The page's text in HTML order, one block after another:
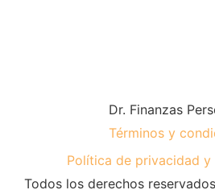
Dr. Finanzas
Términos y
Política de privacidad y
Todos los derechos